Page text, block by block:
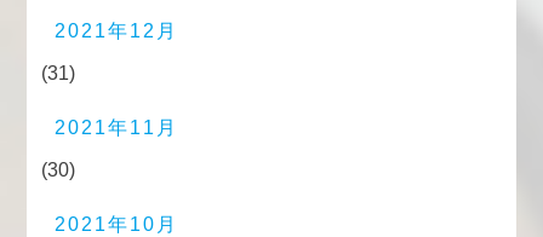
2021年12月
(31)
2021年11月
(30)
2021年10月